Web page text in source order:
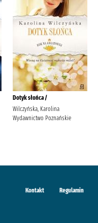
Dotyk słońca /
Wilczyńska, Karolina
Wydawnictwo Poznańskie
Kontakt Regulamin